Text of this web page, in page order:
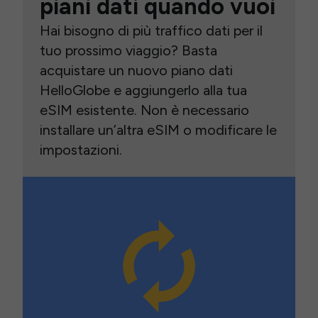
piani dati quando vuoi
Hai bisogno di più traffico dati per il
tuo prossimo viaggio? Basta
acquistare un nuovo piano dati
HelloGlobe e aggiungerlo alla tua
eSIM esistente. Non è necessario
installare un’altra eSIM o modificare le
impostazioni.